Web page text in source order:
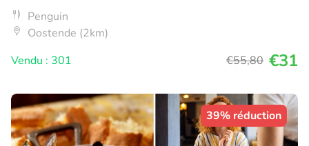
Penguin
Oostende (2km)
Vendu : 301
€55,80 €31
39% réduction